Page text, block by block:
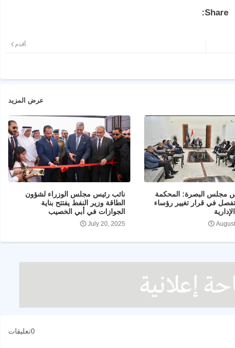
أقدم
عرض المزيد
مجلس البصرة: المحكمة
تفصل في قرار تغيير رؤساء
نائب رئيس مجلس الوزراء لشؤون
الطاقة وزير النفط يفتتح بناية
الجوازات في أبي الخصيب
July 20, 2025
0تعليقات